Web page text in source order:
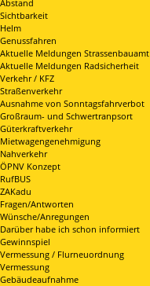
Abstand
Sichtbarkeit
Helm
Genussfahren
Aktuelle Meldungen Strassenbauamt
Aktuelle Meldungen Radsicherheit
Verkehr / KFZ
Straßenverkehr
Ausnahme von Sonntagsfahrverbot
Großraum- und Schwertranpsort
Güterkraftverkehr
Mietwagengenehmigung
Nahverkehr
ÖPNV Konzept
RufBUS
ZAKadu
Fragen/Antworten
Wünsche/Anregungen
Darüber habe ich schon informiert
Gewinnspiel
Vermessung / Flurneuordnung
Vermessung
Gebäudeaufnahme